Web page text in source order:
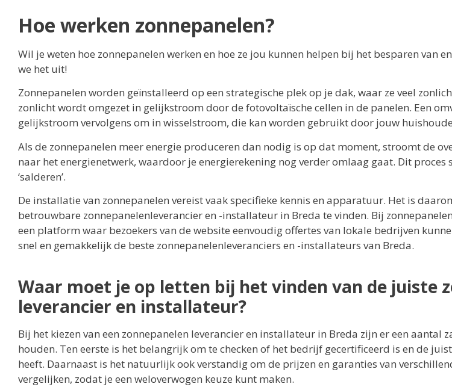
Hoe werken zonnepanelen?
Wil je weten hoe zonnepanelen werken en hoe ze jou kunnen helpen bij het besparen van
we het uit!
Zonnepanelen worden geïnstalleerd op een strategische plek op je dak, waar ze veel
zonlicht wordt omgezet in gelijkstroom door de fotovoltaïsche cellen in de panelen. Een
gelijkstroom vervolgens om in wisselstroom, die kan worden gebruikt door jouw
Als de zonnepanelen meer energie produceren dan nodig is op dat moment, stroomt de
naar het energienetwerk, waardoor je energierekening nog verder omlaag gaat. Dit proces
‘salderen’.
De installatie van zonnepanelen vereist vaak specifieke kennis en apparatuur. Het is
betrouwbare zonnepanelenleverancier en -installateur in Breda te vinden. Bij
een platform waar bezoekers van de website eenvoudig offertes van lokale bedrijven
snel en gemakkelijk de beste zonnepanelenleveranciers en -installateurs van Breda.
Waar moet je op letten bij het vinden van de juiste
leverancier en installateur?
Bij het kiezen van een zonnepanelen leverancier en installateur in Breda zijn er een aantal
houden. Ten eerste is het belangrijk om te checken of het bedrijf gecertificeerd is en de
heeft. Daarnaast is het natuurlijk ook verstandig om de prijzen en garanties van
vergelijken, zodat je een weloverwogen keuze kunt maken.